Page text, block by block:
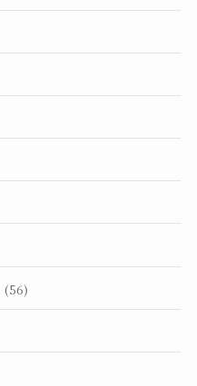
(56)